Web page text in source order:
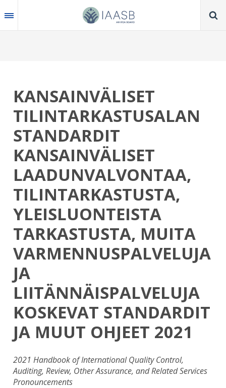
to
main
KANSAINVÄLISET
TILINTARKASTUSALAN
STANDARDIT
KANSAINVÄLISET
LAADUNVALVONTAA,
TILINTARKASTUSTA,
YLEISLUONTEISTA
TARKASTUSTA, MUITA
VARMENNUSPALVELUJA
JA
LIITÄNNÄISPALVELUJA
KOSKEVAT STANDARDIT
JA MUUT OHJEET 2021
2021 Handbook of International Quality Control,
Auditing, Review, Other Assurance, and Related Services
Pronouncements